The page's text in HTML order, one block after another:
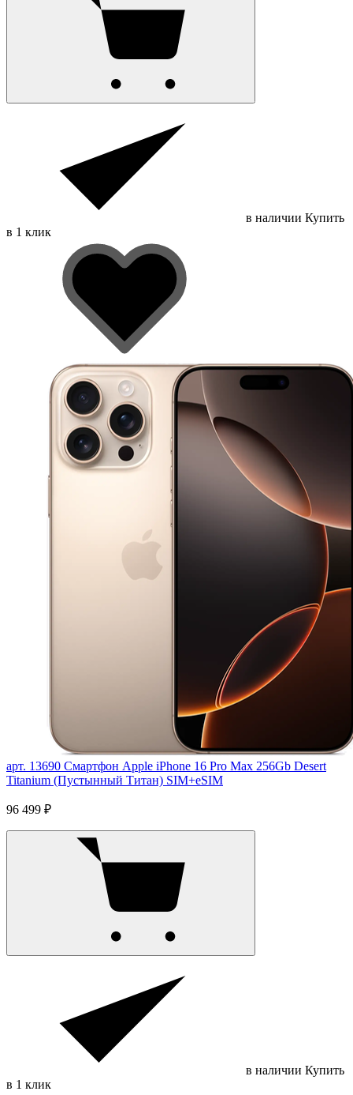
в наличии Купить
в 1 клик
арт. 13690 Смартфон Apple iPhone 16 Pro Max 256Gb Desert
Titanium (Пустынный Титан) SIM+eSIM
96 499 ₽
в наличии Купить
в 1 клик